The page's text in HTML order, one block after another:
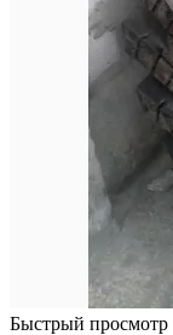
Быстрый просмотр